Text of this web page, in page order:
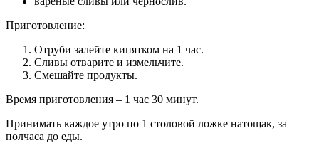
Приготовление:
Отруби залейте кипятком на 1 час.
Сливы отварите и измельчите.
Смешайте продукты.
Время приготовления – 1 час 30 минут.
Принимать каждое утро по 1 столовой ложке натощак, за
полчаса до еды.